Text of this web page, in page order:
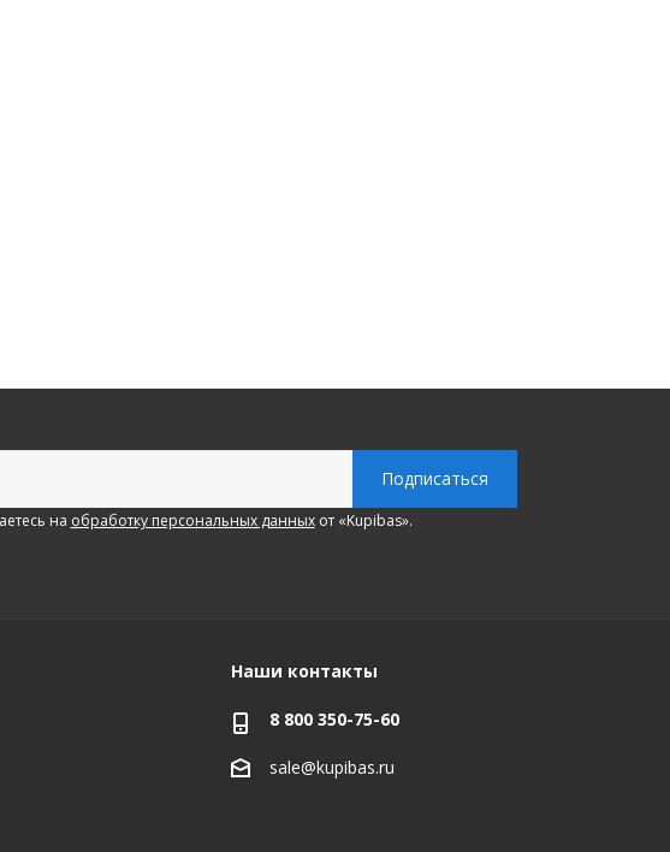
на обработку персональных данныхот «Kupibas».
Наши контакты
8 800 350-75-60
sale@kupibas.ru